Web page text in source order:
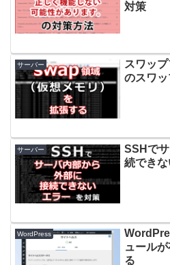
対策
サーバー
スワッ
のスワ
サーバー
SSHで
続でき
WordPress
ュール
る